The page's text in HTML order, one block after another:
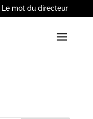
Le mot du directeur